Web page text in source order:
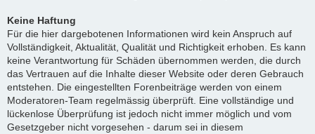
Keine Haftung
Für die hier dargebotenen Informationen wird kein Anspruch auf
Vollständigkeit, Aktualität, Qualität und Richtigkeit erhoben. Es kann
keine Verantwortung für Schäden übernommen werden, die durch
das Vertrauen auf die Inhalte dieser Website oder deren Gebrauch
entstehen. Die eingestellten Forenbeiträge werden von einem
Moderatoren-Team regelmässig überprüft. Eine vollständige und
lückenlose Überprüfung ist jedoch nicht immer möglich und vom
Gesetzgeber nicht vorgesehen - darum sei in diesem